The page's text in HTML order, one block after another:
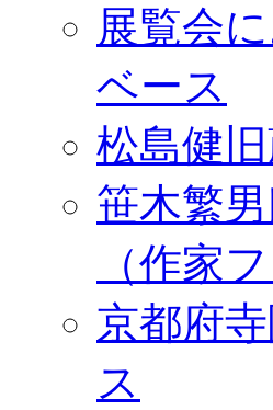
展覧会
ベース
松島健
笹木繁
（作家
京都府
ス